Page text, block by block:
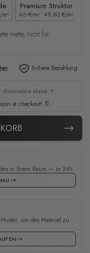
Premium Struktur
62 €/m² 49,60 €/m²
matte, nicht für
Sichere Bezahlung
dimensions above ↑
at checkout! 🔖
in Ihrem Raum — in 24h.
um das Material zu